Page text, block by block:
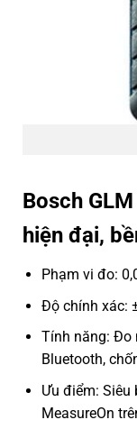
Bosch
hiện đại,
Phạm vi đo:
Độ chính xác:
Tính năng: Đo
Bluetooth,
Ưu điểm: Siêu
MeasureOn